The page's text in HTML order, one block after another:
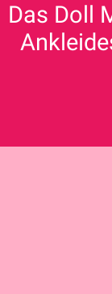
Das Doll